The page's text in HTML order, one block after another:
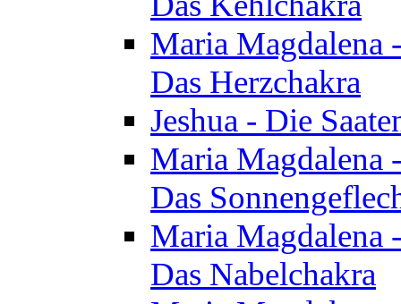
Maria Magdalena
Das Herzchakra
Jeshua - Die
Maria Magdalena
Das
Maria Magdalena
Das Nabelchakra